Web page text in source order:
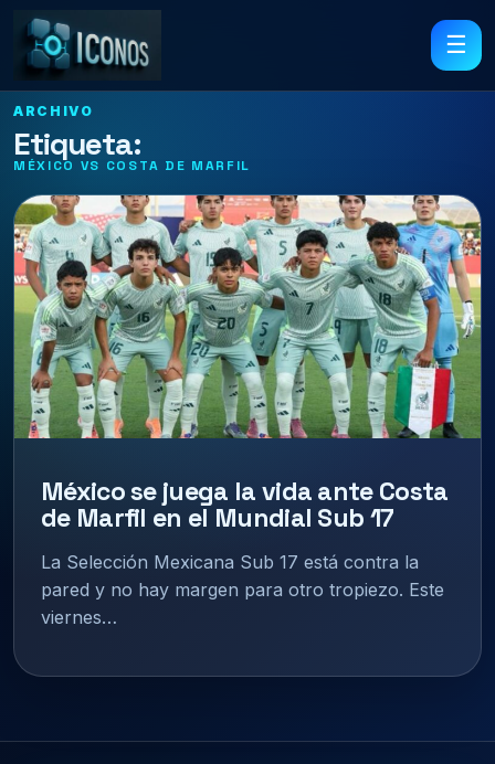
☰
ARCHIVO
Etiqueta:
MÉXICO VS COSTA DE MARFIL
México se juega la vida ante Costa
de Marfil en el Mundial Sub 17
La Selección Mexicana Sub 17 está contra la
pared y no hay margen para otro tropiezo. Este
viernes…